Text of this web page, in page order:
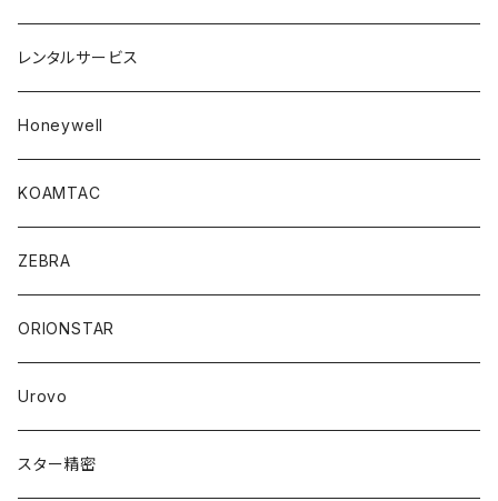
B-LP2D
B-EP2DL
UF-2200
レンタルサービス
Honeywell
KOAMTAC
ZEBRA
ORIONSTAR
Urovo
スター精密